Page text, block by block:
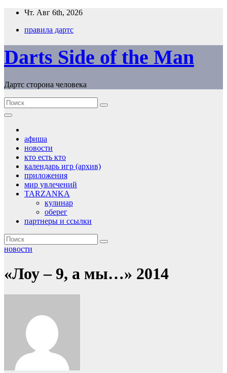
Перейти
содержимому
Чт. Авг 6th, 2026
правила дартс
Darts Side of the Man
Дартс сторона человека
афиша
новости
кто есть кто
календарь игр (архив)
приложения
мир увлечений
TARZANKA
кулинар
оберег
партнеры и ссылки
новости
«Лоу – 9, а мы…» 2014